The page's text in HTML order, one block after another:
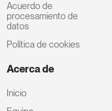
Acuerdo de
procesamiento de
datos
Política de cookies
Acerca de
Inicio